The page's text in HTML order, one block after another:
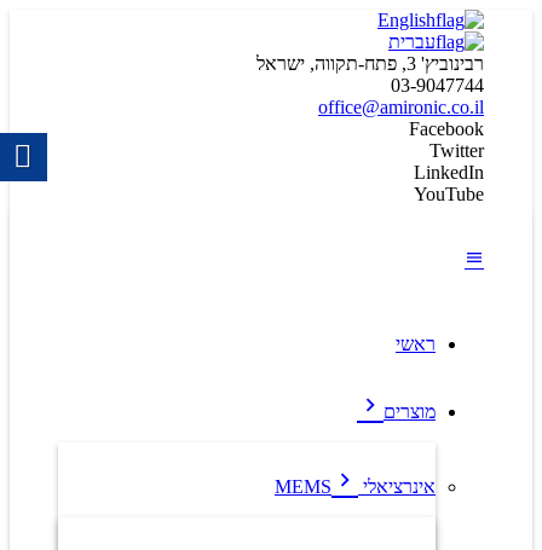
English
עברית
רבינוביץ' 3, פתח-תקווה, ישראל
03-9047744
office@amironic.co.il
Facebook
Twitter
LinkedIn
YouTube
ראשי
מוצרים
אינרציאלי MEMS